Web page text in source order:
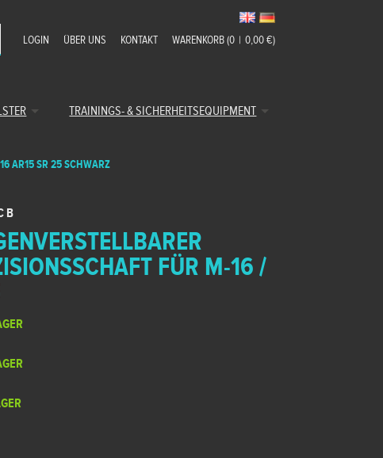
WARENKORB (0 | 0,00 €)
KONTAKT
ÜBER UNS
LOGIN
TRAININGS- & SICHERHEITSEQUIPMENT
AR15 SR 25 SCHWARZ
B
FÜR M-16 /